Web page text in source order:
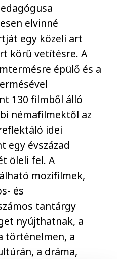
elvinné
egy közeli art
körű vetítésre. A
épülő és a
130 filmből álló
némafilmektől az
idei
egy évszázad
öleli fel. A
mozifilmek,
és
tantárgy
nyújthatnak, a
történelmen, a
a dráma,